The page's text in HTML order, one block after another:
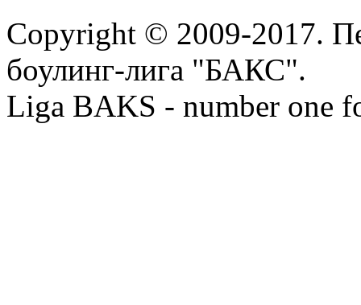
Copyright © 2009-2017.
боулинг-лига "БАКС".
Liga BAKS - number one